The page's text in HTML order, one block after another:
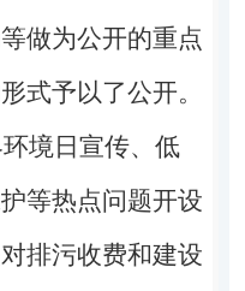
做为公开的重点
式予以了公开。
境日宣传、低
等热点问题开设
排污收费和建设